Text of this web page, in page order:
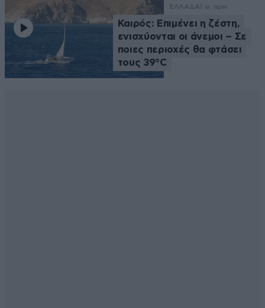
ΕΛΛΑΔΑ 1 ω. πριν
Καιρός: Επιμένει η ζέστη,
ενισχύονται οι άνεμοι – Σε
ποιες περιοχές θα φτάσει
τους 39°C